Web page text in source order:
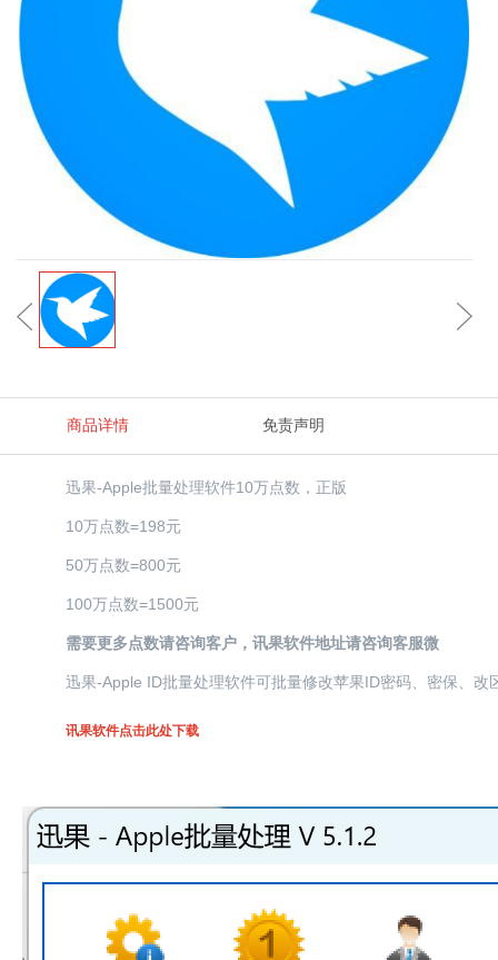
商品详情 免责声明
迅果-Apple批量处理软件10万点数，正版
10万点数=198元
50万点数=800元
100万点数=1500元
需要更多点数请咨询客户，讯果软件地址请咨询客服微
迅果-Apple ID批量处理软件可批量修改苹果ID密码、密保、改
讯果软件点击此处下载